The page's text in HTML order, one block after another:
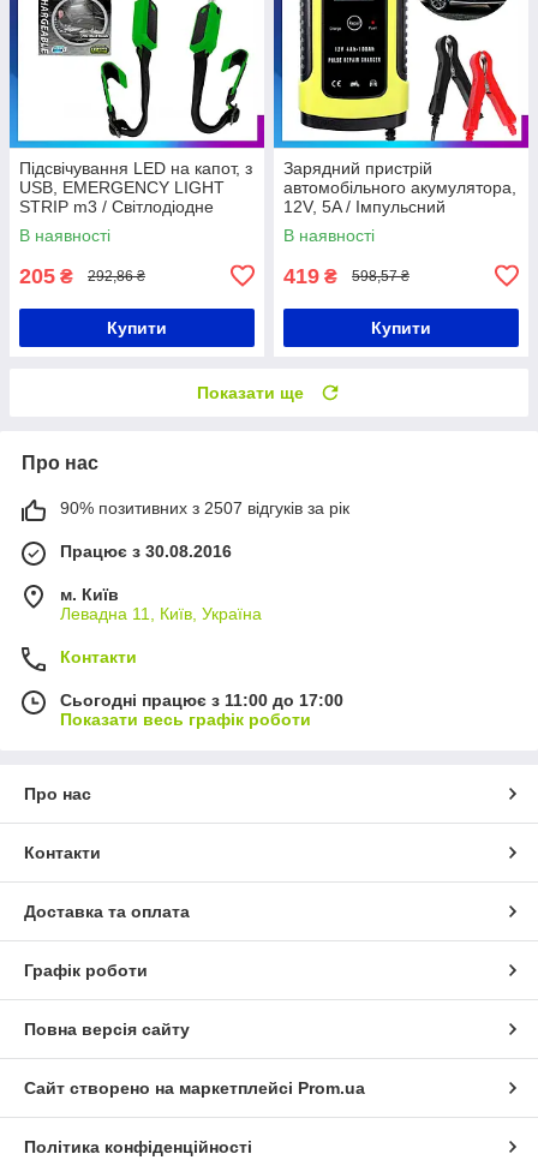
Підсвічування LED на капот, з
USB, EMERGENCY LIGHT
STRIP m3 / Світлодіодне
підсвічування для капота
автомобіля
В наявності
205 ₴ 292,86 ₴
Купити
Зарядний пристрій
автомобільного акумулятора,
12V, 5A / Імпульсний
автоматичний зарядний
пристрій
В наявності
419 ₴ 598,57 ₴
Купити
Показати ще
Про нас
90% позитивних з 2507 відгуків за рік
Працює з 30.08.2016
м. Київ
Левадна 11, Київ, Україна
Контакти
Сьогодні працює з 11:00 до 17:00
Показати весь графік роботи
Про нас
Контакти
Доставка та оплата
Графік роботи
Повна версія сайту
Сайт створено на маркетплейсі Prom.ua
Політика конфіденційності